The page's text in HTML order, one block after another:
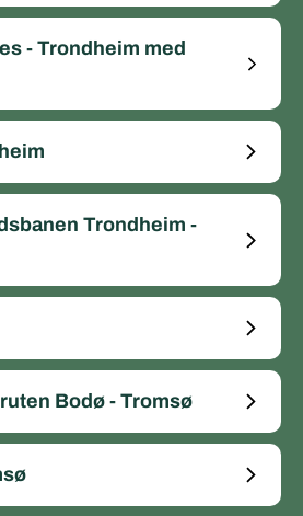
- Trondheim med
Trondheim -
Bodø - Tromsø